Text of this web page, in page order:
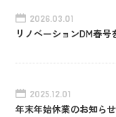
2026.03.01
リノベーションDM春
2025.12.01
年末年始休業のお知らせ